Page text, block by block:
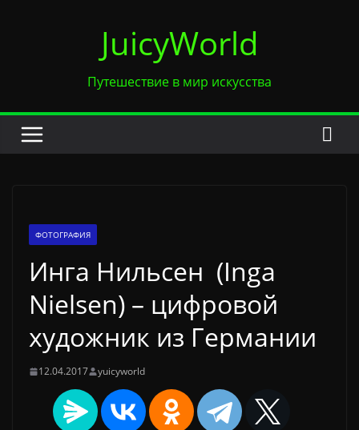
JuicyWorld
Путешествие в мир искусства
ФОТОГРАФИЯ
Инга Нильсен (Inga
Nielsen) – цифровой
художник из Германии
12.04.2017 yuicyworld